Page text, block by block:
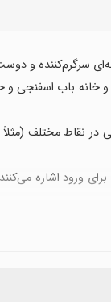
باب اسفنجی و
برای ورود اشاره